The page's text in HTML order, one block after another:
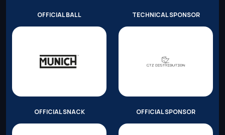
OFFICIAL BALL TECHNICAL SPONSOR
OFFICIAL SNACK OFFICIAL SPONSOR